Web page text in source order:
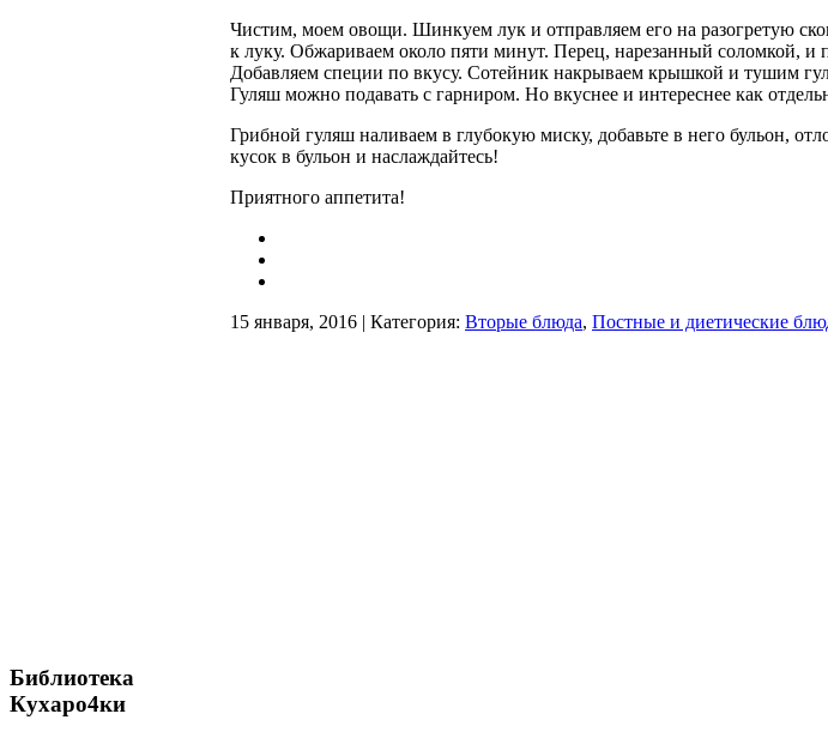
Библиотека
Кухаро4ки
Чистим, моем овощи. Шинкуем лук и отправляем его на разогретую
к луку. Обжариваем около пяти минут. Перец, нарезанный соломкой,
Добавляем специи по вкусу. Сотейник накрываем крышкой и тушим
Гуляш можно подавать с гарниром. Но вкуснее и интереснее как
Грибной гуляш наливаем в глубокую миску, добавьте в него бульон,
кусок в бульон и наслаждайтесь!
Приятного аппетита!
15 января, 2016 | Категория: Вторые блюда, Постные и диетические